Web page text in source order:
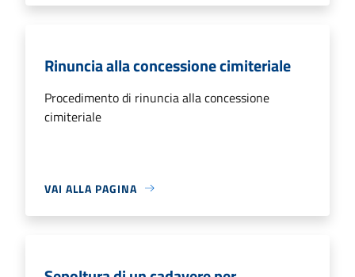
Rinuncia alla concessione cimiteriale
Procedimento di rinuncia alla concessione
cimiteriale
VAI ALLA PAGINA